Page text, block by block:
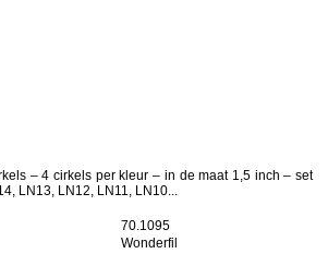
– 4 cirkels per kleur – in de maat 1,5 inch – set
LN13, LN12, LN11, LN10...
70.1095
Wonderfil